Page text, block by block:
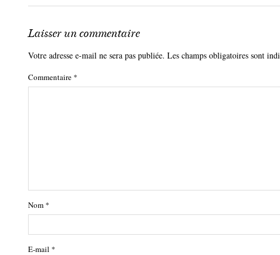
Laisser un commentaire
Votre adresse e-mail ne sera pas publiée. Les champs obligatoires sont
Commentaire *
Nom *
E-mail *